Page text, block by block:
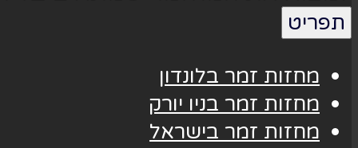
תפריט
מחזות זמר בלונדון
מחזות זמר בניו יורק
מחזות זמר בישראל